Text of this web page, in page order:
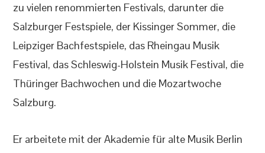
zu vielen renommierten Festivals, darunter die
Salzburger Festspiele, der Kissinger Sommer, die
Leipziger Bachfestspiele, das Rheingau Musik
Festival, das Schleswig-Holstein Musik Festival, die
Thüringer Bachwochen und die Mozartwoche
Salzburg.
Er arbeitete mit der Akademie für alte Musik Berlin